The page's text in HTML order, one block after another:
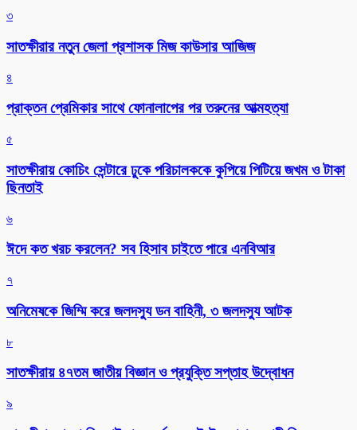
৩
সাতক্ষীরার নতুন জেলা প্রশাসক মিজ কাউসার আজিজ
৪
প্রাক্তন প্রেমিকার সাথে ফোনালাপের পর তরুনের আত্মহত্যা
৫
সাতক্ষীরায় কোচিং সেন্টারে ঢুকে পরিচালককে কুপিয়ে পিটিয়ে জখম ও টাকা
ছিনতাই
৬
ঈদে কত খরচ করলেন? সব হিসাব চাইতে পারে এনবিআর
৭
অনিমেষকে জিম্মি করে জলদস্যু ডন বাহিনী, ৩ জলদস্যু আটক
৮
সাতক্ষীরায় ৪৭তম জাতীয় বিজ্ঞান ও প্রযুক্তি সপ্তাহ উদ্বোধন
৯